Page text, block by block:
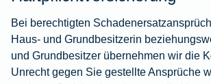
Bei berechtigten
Haus- und Grundbesitzerin
und Grundbesitzer übernehmen wir die
Unrecht gegen Sie gestellte Ansprüche